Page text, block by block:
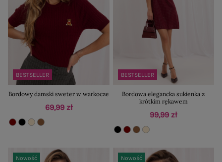
BESTSELLER
Bordowy damski sweter w warkocze
69,99 zł
BESTSELLER
Bordowa elegancka sukienka z
krótkim rękawem
99,99 zł
Nowość Nowość